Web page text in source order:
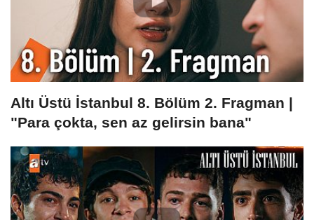
Altı Üstü İstanbul 8. Bölüm 2. Fragman |
"Para çokta, sen az gelirsin bana"